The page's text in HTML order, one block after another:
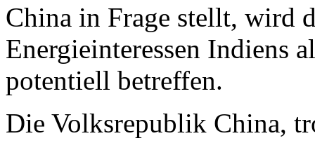
China in Frage stellt, wird
Energieinteressen Indiens
potentiell betreffen.
Die Volksrepublik China,